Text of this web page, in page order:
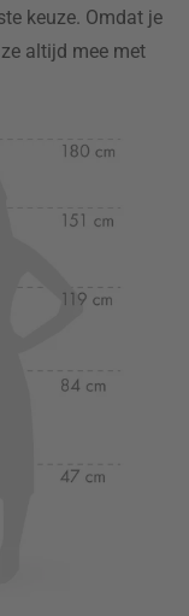
keuze. Omdat je
altijd mee met